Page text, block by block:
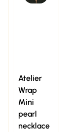
Atelier
Wrap
Mini
pearl
necklace